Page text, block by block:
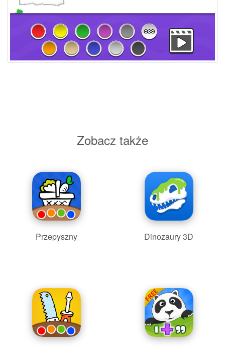
Zobacz także
Przepyszny Dinozaury 3D